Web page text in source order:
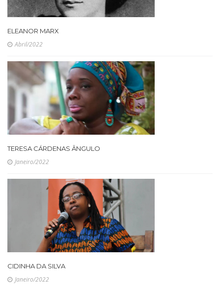
ELEANOR MARX
Abril/2022
TERESA CÁRDENAS ÂNGULO
Janeiro/2022
CIDINHA DA SILVA
Janeiro/2022